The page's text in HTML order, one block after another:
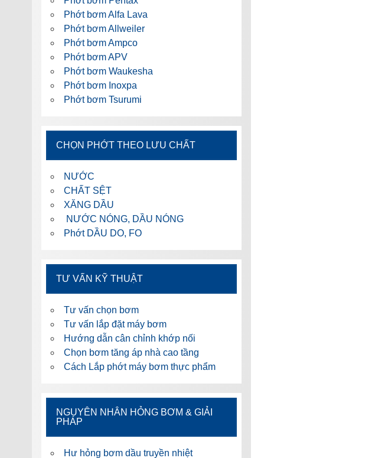
Phớt bơm Alfa Lava
Phớt bơm Allweiler
Phớt bơm Ampco
Phớt bơm APV
Phớt bơm Waukesha
Phớt bơm Inoxpa
Phớt bơm Tsurumi
CHỌN PHỚT THEO LƯU CHẤT
NƯỚC
CHẤT SỆT
XĂNG DẦU
NƯỚC NÓNG, DẦU NÓNG
Phớt DẦU DO, FO
TƯ VẤN KỸ THUẬT
Tư vấn chọn bơm
Tư vấn lắp đặt máy bơm
Hướng dẫn cân chỉnh khớp nối
Chọn bơm tăng áp nhà cao tầng
Cách Lắp phớt máy bơm thực phẩm
NGUYÊN NHÂN HỎNG BƠM & GIẢI
PHÁP
Hư hỏng bơm dầu truyền nhiệt